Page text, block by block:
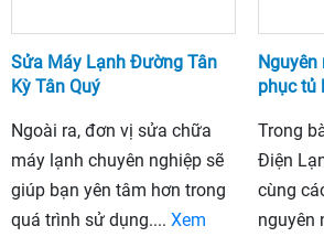
Sửa Máy Lạnh Đường Tân
Kỳ Tân Quý
Ngoài ra, đơn vị sửa chữa
máy lạnh chuyên nghiệp sẽ
giúp bạn yên tâm hơn trong
quá trình sử dụng.... Xem
Nguyên
phục tủ
Trong
Điện
cùng
nguyên